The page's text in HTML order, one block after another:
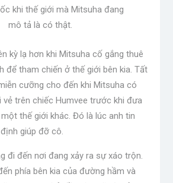
khi thế giới mà Mitsuha đang
mô tả là có thật.
kỳ lạ hơn khi Mitsuha cố gắng thuê
để tham chiến ở thế giới bên kia. Tất
cưỡng cho đến khi Mitsuha có
vẻ trên chiếc Humvee trước khi đưa
thế giới khác. Đó là lúc anh tin
giúp đỡ cô.
đi đến nơi đang xảy ra sự xáo trộn.
phía bên kia của đường hầm và